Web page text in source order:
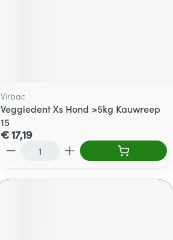
Virbac
Veggiedent Xs Hond >5kg Kauwreep
15
€ 17,19